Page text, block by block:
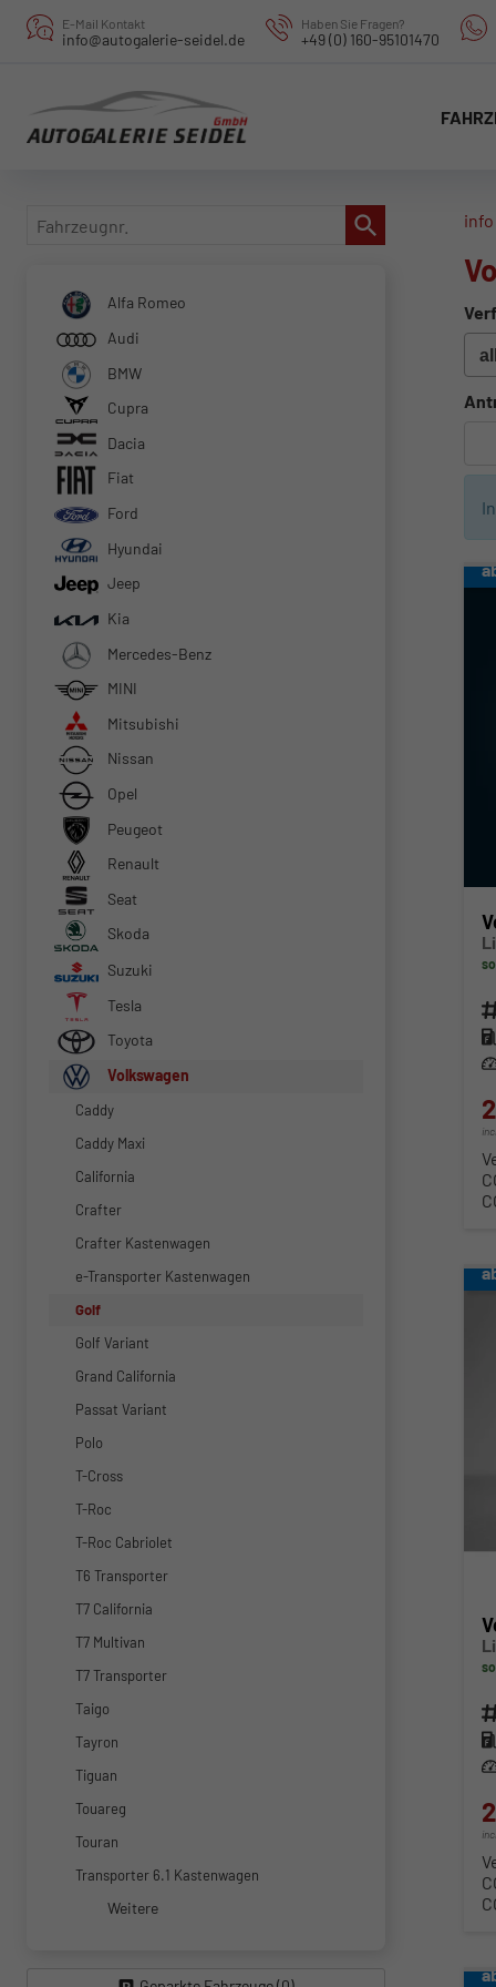
E-Mail Kontakt
info@autogalerie-seidel.de
Haben Sie Fragen?
+49 (0) 160-95101470
info
Fahrzeugnr.
Alfa Romeo
Audi
BMW
Cupra
Dacia
Fiat
Ford
Hyundai
Jeep
Kia
Mercedes-Benz
MINI
Mitsubishi
Nissan
Opel
Peugeot
Renault
Seat
Skoda
Suzuki
Tesla
Toyota
Volkswagen
Caddy
Caddy Maxi
California
Crafter
Crafter Kastenwagen
e-Transporter Kastenwagen
Golf
Golf Variant
Grand California
Passat Variant
Polo
T-Cross
T-Roc
T-Roc Cabriolet
T6 Transporter
T7 California
T7 Multivan
T7 Transporter
Taigo
Tayron
Tiguan
Touareg
Touran
Transporter 6.1 Kastenwagen
Weitere